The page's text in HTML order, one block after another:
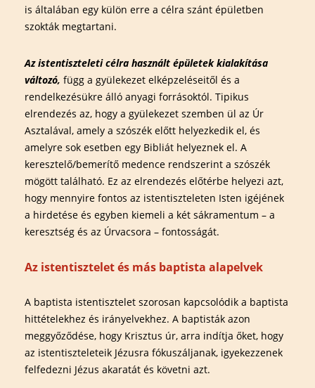
is általában egy külön erre a célra szánt épületben
szokták megtartani.
Az istentiszteleti célra használt épületek kialakítása
változó, függ a gyülekezet elképzeléseitől és a
rendelkezésükre álló anyagi forrásoktól. Tipikus
elrendezés az, hogy a gyülekezet szemben ül az Úr
Asztalával, amely a szószék előtt helyezkedik el, és
amelyre sok esetben egy Bibliát helyeznek el. A
keresztelő/bemerítő medence rendszerint a szószék
mögött található. Ez az elrendezés előtérbe helyezi azt,
hogy mennyire fontos az istentiszteleten Isten igéjének
a hirdetése és egyben kiemeli a két sákramentum – a
keresztség és az Úrvacsora – fontosságát.
Az istentisztelet és más baptista alapelvek
A baptista istentisztelet szorosan kapcsolódik a baptista
hittételekhez és irányelvekhez. A baptisták azon
meggyőződése, hogy Krisztus úr, arra indítja őket, hogy
az istentiszteleteik Jézusra fókuszáljanak, igyekezzenek
felfedezni Jézus akaratát és követni azt.